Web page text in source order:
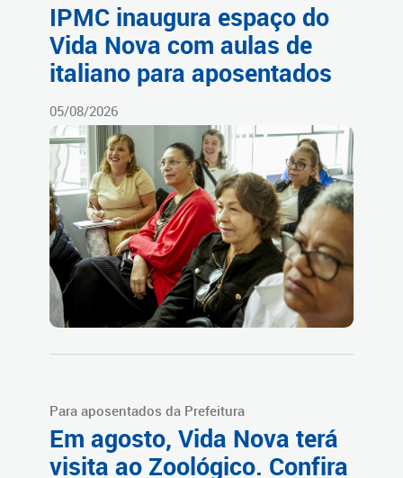
IPMC inaugura espaço do
Vida Nova com aulas de
italiano para aposentados
05/08/2026
Para aposentados da Prefeitura
Em agosto, Vida Nova terá
visita ao Zoológico. Confira